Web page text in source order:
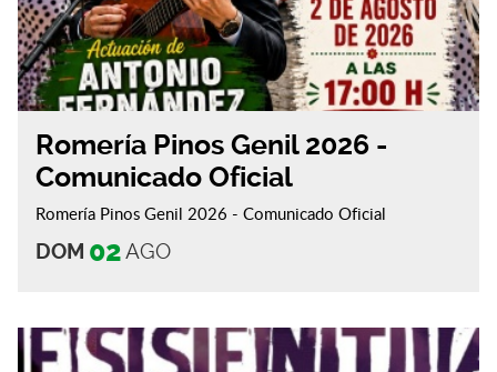
Romería Pinos Genil 2026 -
Comunicado Oficial
Romería Pinos Genil 2026 - Comunicado Oficial
DOM 02AGO